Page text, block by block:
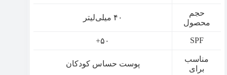
حجم
محصول
۴۰ میلی‌لیتر
SPF ۵۰+
مناسب
برای
پوست حساس کودکان